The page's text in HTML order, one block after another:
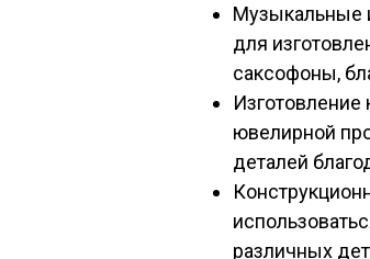
Музыкальные
для
саксофоны,
ювелирной
деталей
различных